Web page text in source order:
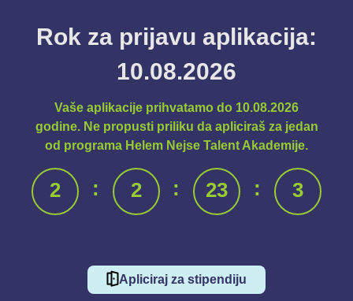
Rok za prijavu aplikacija:
10.08.2026
Vaše aplikacije prihvatamo do 10.08.2026
godine. Ne propusti priliku da apliciraš za jedan
od programa Helem Nejse Talent Akademije.
2 : 2 : 23 : 3
Apliciraj za stipendiju